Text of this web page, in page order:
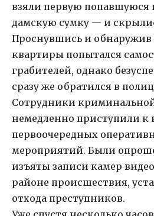
взяли первую
дамскую сумку — и
Проснувшись и обнаружив
квартиры попытался
грабителей, однако
сразу же обратился в
Сотрудники
немедленно приступили к
первоочередных
мероприятий. Были
изъяты записи камер
районе происшествия,
отхода преступников.